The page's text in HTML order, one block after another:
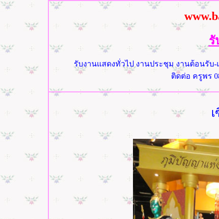
รั
รับงานแสดงทั่วไป งานประชุม งานต้อนรับ
ติดต่อ ครูพร